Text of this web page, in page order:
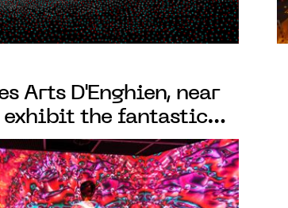
Arts D'Enghien, near
exhibit the fantastic
Yoichiro Kawaguchi